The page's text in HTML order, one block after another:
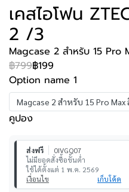
เคสไอโฟน
2 /3
Magcase 2 สำหรับ 15 Pro
฿799฿199
Option name 1
Magcase 2 สำหรับ 15 Pro Max
คูปอง
ส่งฟรี
0IVGQ07
ไม่มียอดสั่งซื้อขั้นต่ำ
ใช้ได้ตั้งแต่ 1 พ.ค. 2569
เงื่อนไข
เก็บโค้ด